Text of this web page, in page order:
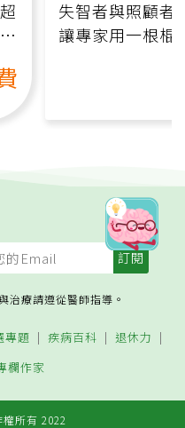
失智者與照顧者
讓專家用一根棍
治療請遵從醫師指導。
專題 疾病百科
退休力
欄作家
所有 2022